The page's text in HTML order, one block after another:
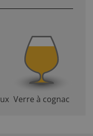
Verre à cognac